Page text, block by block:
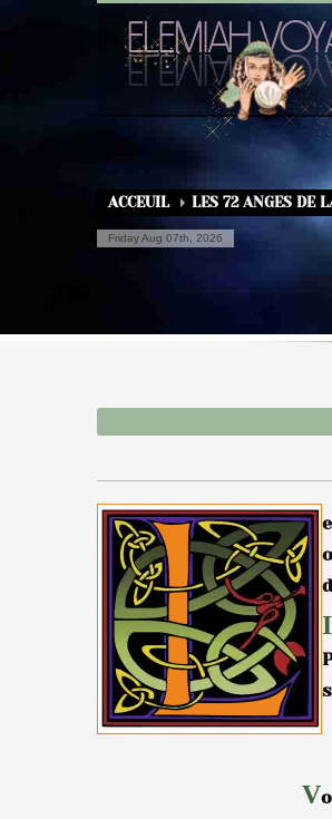
ACCEUIL LES 72 ANGES DE
Friday Aug 07th, 2026
I
V